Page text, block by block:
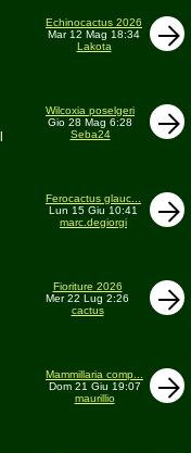
Echinocactus 2026
Mar 12 Mag 18:34
Lakota
Wilcoxia poselgeri
Gio 28 Mag 6:28
Seba24
Ferocactus glauc...
Lun 15 Giu 10:41
marc.degiorgi
Fioriture 2026
Mer 22 Lug 2:26
cactus
Mammillaria comp...
Dom 21 Giu 19:07
maurillio